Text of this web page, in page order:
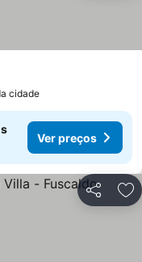
cidade
Ver preços
Partilhar